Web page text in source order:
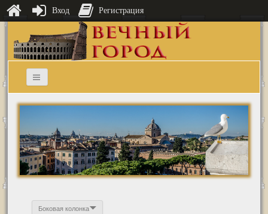
Боковая колонка
Вход Регистрация